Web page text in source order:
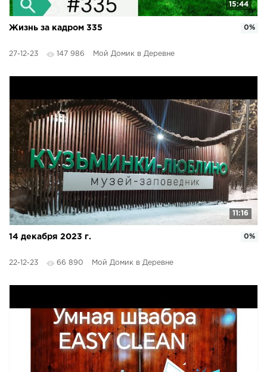
15:44
Жизнь за кадром 335
27-12-23 147 986 Мой Домик в Деревне
0%
11:16
14 декабря 2023 г.
22-12-23 66 890 Мой Домик в Деревне
0%